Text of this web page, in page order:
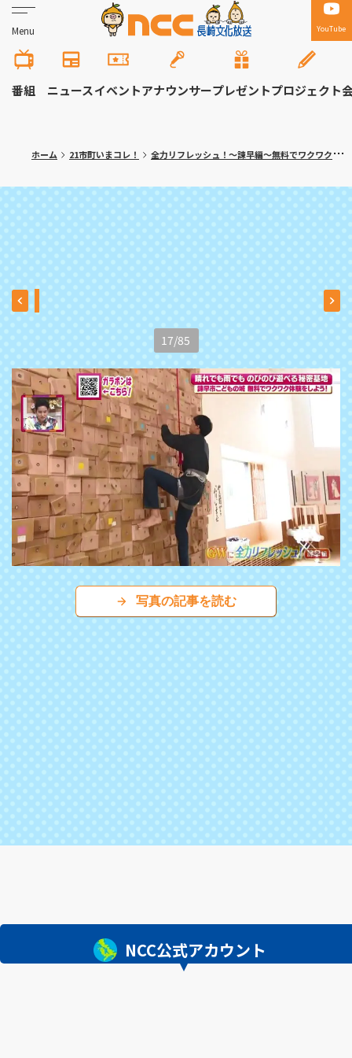
Menu YouTube
番組 ニュースイベントアナウンサープレゼントプロジェクト
ホーム 21市町いまコレ！ 全力リフレッシュ！～諫早編～無料でワクワク体験！大人の隠れ家カフェも
17/85
写真の記事を読む
NCC公式アカウント